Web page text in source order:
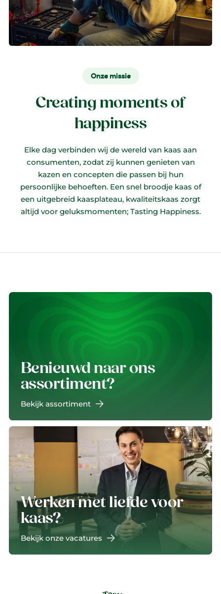
Onze missie
Creating moments of
happiness
Elke dag verbinden wij de wereld van kaas aan
consumenten, zodat zij kunnen genieten van
kazen en concepten die passen bij hun
persoonlijke behoeften. Een snel broodje kaas of
een uitgebreid kaasplateau, kwaliteitskaas zorgt
altijd voor geluksmomenten; Tasting Happiness.
Benieuwd naar ons
assortiment?
Bekijk assortiment
Werken met liefde voor
kaas?
Bekijk onze vacatures